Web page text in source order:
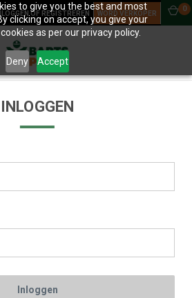
to give you the best and most
clicking on accept, you give your
as per our privacy policy.
Deny Accept
OF REGISTREREN WORD VERKOPER
0
INLOGGEN